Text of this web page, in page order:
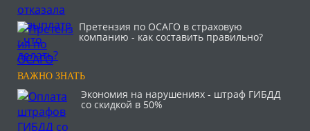
Претензия по ОСАГО в страховую
компанию - как составить правильно?
ВАЖНО ЗНАТЬ
Экономия на нарушениях - штраф ГИБДД
со скидкой в 50%